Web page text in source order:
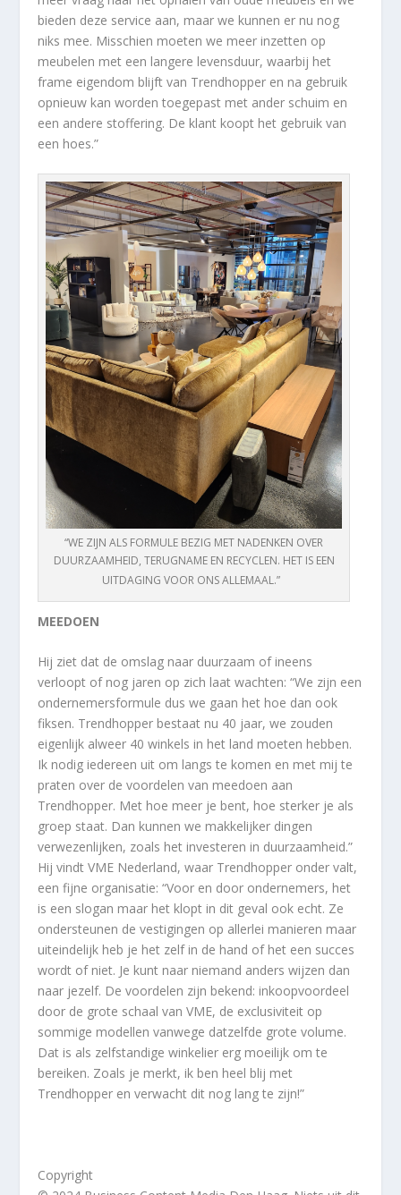
bieden deze service aan, maar we kunnen er nu nog
niks mee. Misschien moeten we meer inzetten op
meubelen met een langere levensduur, waarbij het
frame eigendom blijft van Trendhopper en na gebruik
opnieuw kan worden toegepast met ander schuim en
een andere stoffering. De klant koopt het gebruik van
een hoes.”
“WE ZIJN ALS FORMULE BEZIG MET NADENKEN OVER
DUURZAAMHEID, TERUGNAME EN RECYCLEN. HET IS EEN
UITDAGING VOOR ONS ALLEMAAL.”
MEEDOEN
Hij ziet dat de omslag naar duurzaam of ineens
verloopt of nog jaren op zich laat wachten: “We zijn een
ondernemersformule dus we gaan het hoe dan ook
fiksen. Trendhopper bestaat nu 40 jaar, we zouden
eigenlijk alweer 40 winkels in het land moeten hebben.
Ik nodig iedereen uit om langs te komen en met mij te
praten over de voordelen van meedoen aan
Trendhopper. Met hoe meer je bent, hoe sterker je als
groep staat. Dan kunnen we makkelijker dingen
verwezenlijken, zoals het investeren in duurzaamheid.”
Hij vindt VME Nederland, waar Trendhopper onder valt,
een fijne organisatie: “Voor en door ondernemers, het
is een slogan maar het klopt in dit geval ook echt. Ze
ondersteunen de vestigingen op allerlei manieren maar
uiteindelijk heb je het zelf in de hand of het een succes
wordt of niet. Je kunt naar niemand anders wijzen dan
naar jezelf. De voordelen zijn bekend: inkoopvoordeel
door de grote schaal van VME, de exclusiviteit op
sommige modellen vanwege datzelfde grote volume.
Dat is als zelfstandige winkelier erg moeilijk om te
bereiken. Zoals je merkt, ik ben heel blij met
Trendhopper en verwacht dit nog lang te zijn!”
Copyright